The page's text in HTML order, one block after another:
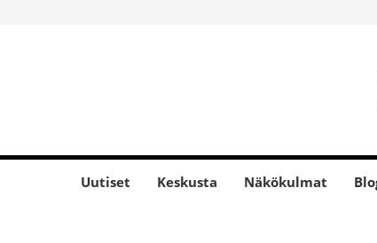
Uutiset Keskusta Näkökulmat